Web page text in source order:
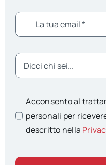
Acconsento al
personali per
descritto nella